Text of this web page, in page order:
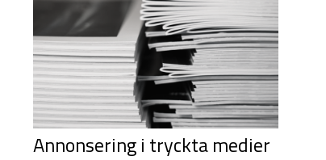
Annonsering i tryckta medier